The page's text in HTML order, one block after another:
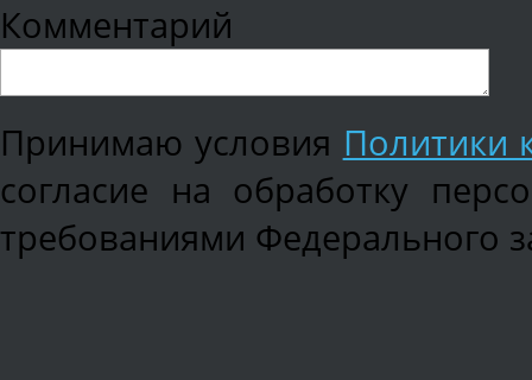
Комментарий
Принимаю условия Политики
согласие на обработку
требованиями Федерального